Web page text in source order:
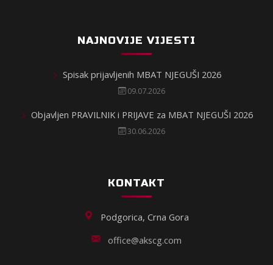
NAJNOVIJE VIJESTI
Spisak prijavljenih MBAT NJEGUŠI 2026
09.07.2026
Objavljen PRAVILNIK i PRIJAVE za MBAT NJEGUŠI 2026
30.06.2026
KONTAKT
Podgorica, Crna Gora
office@akscg.com